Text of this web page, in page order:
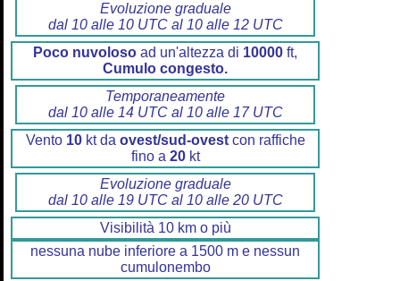
Evoluzione graduale
dal 10 alle 10 UTC al 10 alle 12 UTC
Poco nuvoloso ad un'altezza di 10000 ft,
Cumulo congesto.
Temporaneamente
dal 10 alle 14 UTC al 10 alle 17 UTC
Vento 10kt da ovest/sud-ovestcon raffiche
fino a 20kt
Evoluzione graduale
dal 10 alle 19 UTC al 10 alle 20 UTC
Visibilità 10 km o più
nessuna nube inferiore a 1500 m e nessun
cumulonembo